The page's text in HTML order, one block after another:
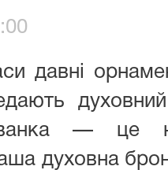
давні
— це
духовна